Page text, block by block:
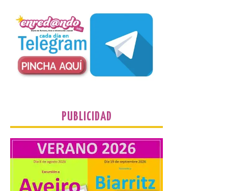
La Consejería de
Industria, Universidades,
Empleo y Comercio
destina 8,75 millones de
euros al programa JOVEL
2026, cofinanciado por el Fondo Social
Europeo Plus (FSE+), para favorecer la
En la Comarca de Liébana
tienes 6 rincones únicos
para ver el Eclipse de Sol
6 Ago 2026
PUBLICIDAD